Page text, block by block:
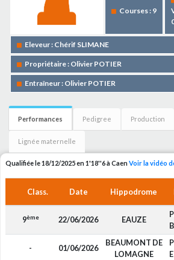
Courses : 9
Eleveur : Chérif SLIMANE
Propriétaire : Olivier POTIER
Entraîneur : Olivier POTIER
Performances Pedigree Production
Lignée maternelle
Qualifiée le 18/12/2025 en 1'18''6 à CaenVoir la vidéo
Class. Date Hippodrome
9ème 22/06/2026 EAUZE
- 01/06/2026
BEAUMONT DE
LOMAGNE